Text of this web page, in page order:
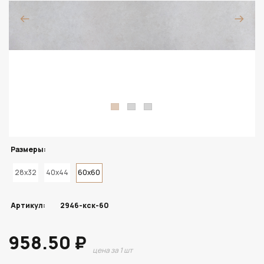
Размеры:
28x32 40x44 60x60
Артикул: 2946-кск-60
958.50 ₽ цена за 1 шт